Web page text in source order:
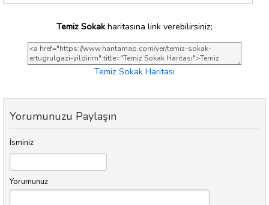
Temiz Sokak haritasına link verebilirsiniz;
Temiz Sokak Haritası
Yorumunuzu Paylaşın
İsminiz
Yorumunuz